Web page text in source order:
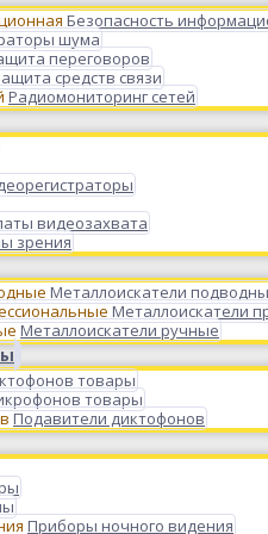
Безопасность
шума
переговоров
средств связи
Радиомониторинг сетей
видеозахвата
зрения
Металлоискатели
Металлоискатели
Металлоискатели ручные
товары
товары
Подавители диктофонов
Приборы ночного видения